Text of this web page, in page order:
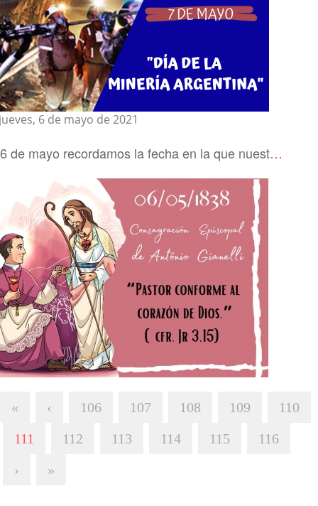
6 de mayo de 2021
El 6 de mayo recordamos la fecha en la que nuestro Padre Fundador fue nombrado Obispo de Bobbio
« ‹ 106 107 108 109
110
111
112 113 114 115
116
›
»